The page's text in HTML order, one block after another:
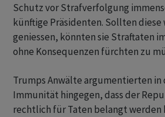
Schutz vor Strafverfolgung
künftige Präsidenten. Sollten
geniessen, könnten sie Straftaten
ohne Konsequenzen fürchten zu
Trumps Anwälte argumentierten in
Immunität hingegen, dass der
rechtlich für Taten belangt werden